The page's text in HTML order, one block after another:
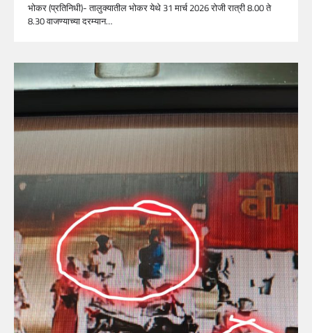
भोकर (प्रतिनिधी)- तालुक्यातील भोकर येथे 31 मार्च 2026 रोजी रात्री 8.00 ते
8.30 वाजण्याच्या दरम्यान…